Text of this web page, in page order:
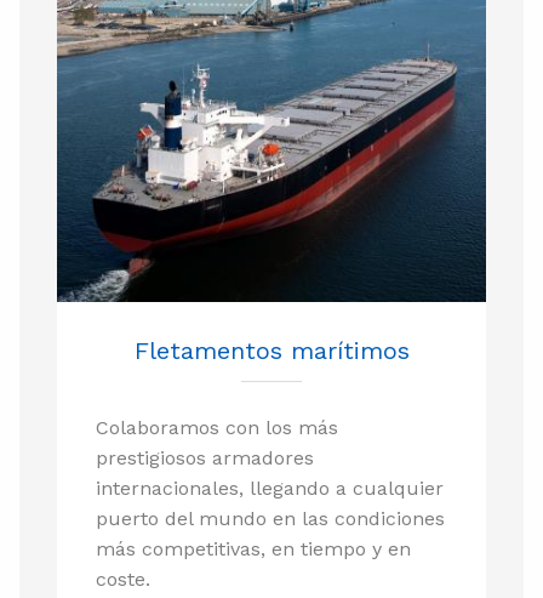
Fletamentos marítimos
Colaboramos con los más
prestigiosos armadores
internacionales, llegando a cualquier
puerto del mundo en las condiciones
más competitivas, en tiempo y en
coste.